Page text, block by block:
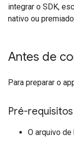
integrar o SDK,
nativo ou
Antes de
Para preparar o
Pré-
O arquivo